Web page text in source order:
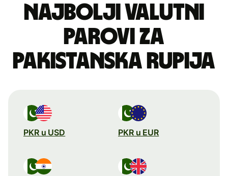
Najbolji valutni
parovi za
pakistanska rupija
PKR u USD PKR u EUR